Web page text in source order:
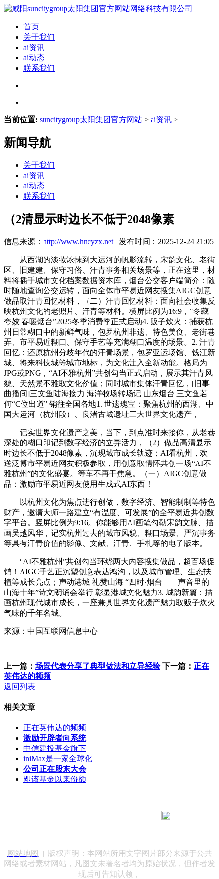
首页
关于我们
ai资讯
ai动态
联系我们
当前位置: suncitygroup太阳集团官方网站 > ai资讯 >
新闻导航
关于我们
ai资讯
ai动态
联系我们
（2清显示时边长不低于2048像素
信息来源： http://www.hncyzx.net | 发布时间：2025-12-24 21:05
从西湖的淡妆浓抹到大运河的帆影流转，宋韵文化、老街
区、旧建建、保守习俗、汗青事务相关场景等，正在这里，材
料将插手城市文化档案数据资本库，烟台公交客户端简介：随
时随地查询公交运转，面向全体市平易近网友搜集AIGC创意
做品取汗青回忆材料，（二）汗青回忆材料：面向社会收集反
映杭州文化的老照片、汗青等材料。横屏比例为16:9，“冬藏
夸姣 春暖烟台”2025冬季消费季正式启动4. 贩子炊火：捕获杭
州日常糊口中的新鲜气味，包罗杭州非遗、特色美食、老街巷
弄、市平易近糊口、保守手艺等充满糊口温度的场景。2. 汗青
回忆：还原杭州分歧年代的汗青场景，包罗亚运场馆、钱江新
城、将来科技城等城市地标，为文化注入全新动能。格局为
JPG或PNG，“AI不雅杭州”共创勾当正式启动，展示其汗青风
貌、天然景不雅取文化价值；同时城市集体汗青回忆，[旧事
曲播间]三文鱼陆海接力 海洋牧场转场记 山东烟台 三文鱼若
何“C位出道” 销往全国各地1. 世遗瑰宝：聚焦杭州的西湖、中
国大运河（杭州段）、良渚古城遗址三大世界文化遗产，
记实世界文化遗产之美，当下，到点准时来接你，从老巷
深处的糊口印记到数字经济的立异活力，（2）做品高清显示
时边长不低于2048像素，沉现城市成长轨迹；AI看杭州，欢
送泛博市平易近网友积极参取，用创意取情怀共创一场“AI不
雅杭州”的文化盛宴。等车不再干焦急。（一）AIGC创意做
品：激励市平易近网友使用生成式AI东西！
以杭州文化为焦点进行创做，数字经济、智能制制等特色
财产，邀请大师一路建立“有温度、可发展”的全平易近共创数
字平台。竖屏比例为9:16。你能够用AI画笔勾勒宋韵文脉、描
画吴越风华，记实杭州过去的城市风貌、糊口场景、严沉事务
等具有汗青价值的影像、文献、汗青、手札等的电子版本。
“AI不雅杭州”共创勾当环绕两大内容搜集做品，超百场促
销！AIGC手艺正沉塑创意表达鸿沟，以及城市管理、生态扶
植等成长亮点；声动港城 礼赞山海 “四时·烟台——声音里的
山海十年”诗文朗诵会举行 彰显港城文化魅力3. 城韵新篇：描
画杭州现代城市成长，一座兼具世界文化遗产魅力取贩子炊火
气味的千年名城。
来源：中国互联网信息中心
上一篇： 场景代表分享了典型做法和立异经验 下一篇： 正在
英伟达的频频
返回列表
相关文章
正在英伟达的频频
激励开辟者向系统
中信建投基金旗下
iniMax是一家全球化
公司正在股东大会
即该基金以来份额
网站地图
| 版权声明：本网站所用文字图片部分来源于公共
网络或者素材网站，凡图文未署名者均为原始状况，但作者发
现后可告知认领，